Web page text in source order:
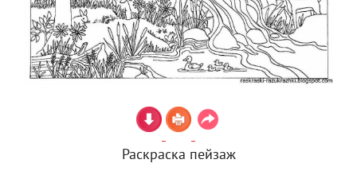
Раскраска пейзаж